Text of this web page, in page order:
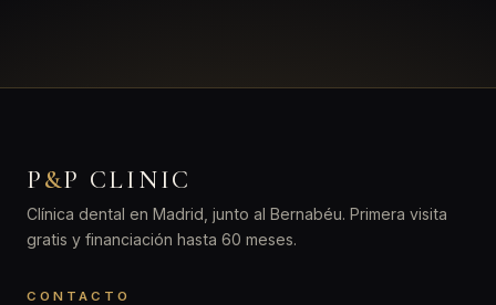
P&P CLINIC
Clínica dental en Madrid, junto al Bernabéu. Primera visita
gratis y financiación hasta 60 meses.
CONTACTO